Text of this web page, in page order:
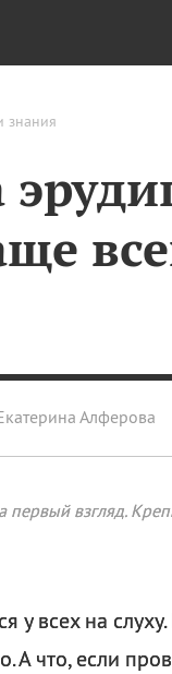
знания
Алферова
взгляд.
у всех на
А что, если